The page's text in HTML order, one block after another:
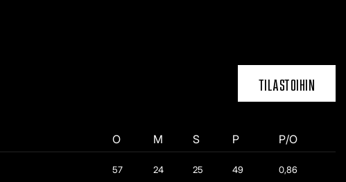
TILASTOIHIN
O M S P P/O
57 24 25 49 0,86